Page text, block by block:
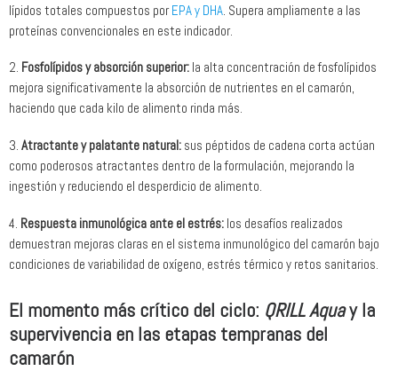
lípidos totales compuestos porEPA y DHA . Supera ampliamente a las
proteínas convencionales en este indicador.
2. Fosfolípidos y absorción superior: la alta concentración de fosfolípidos
mejora significativamente la absorción de nutrientes en el camarón,
haciendo que cada kilo de alimento rinda más.
3. Atractante y palatante natural: sus péptidos de cadena corta actúan
como poderosos atractantes dentro de la formulación, mejorando la
ingestión y reduciendo el desperdicio de alimento.
4. Respuesta inmunológica ante el estrés: los desafíos realizados
demuestran mejoras claras en el sistema inmunológico del camarón bajo
condiciones de variabilidad de oxígeno, estrés térmico y retos sanitarios.
El momento más crítico del ciclo: QRILL Aquay la
supervivencia en las etapas tempranas del
camarón